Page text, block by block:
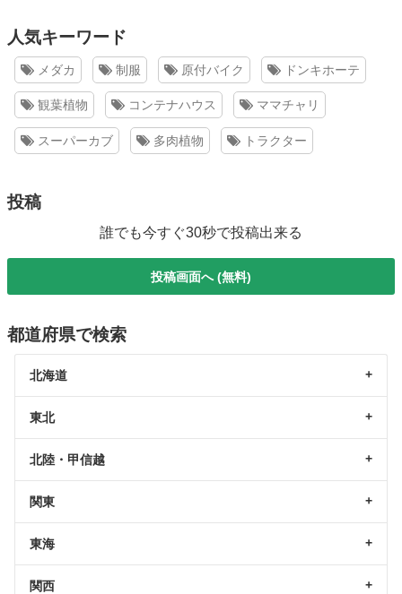
人気キーワード
メダカ 制服 原付バイク ドンキホーテ
観葉植物 コンテナハウス ママチャリ
スーパーカブ 多肉植物 トラクター
投稿
誰でも今すぐ30秒で投稿出来る
投稿画面へ (無料)
都道府県で検索
北海道
東北
北陸・甲信越
関東
東海
関西